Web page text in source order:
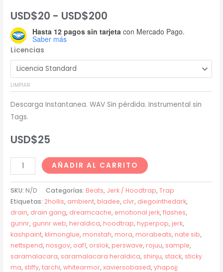
USD$20 - USD$200
de
USD$20
hasta
Hasta 12 pagos sin tarjeta con Mercado Pago.
Saber más
Licencias
LIMPIAR
Descarga Instantanea. WAV Sin pérdida. Instrumental sin
Tags.
USD$25
Gunnr
+
2hollis
+
Nate
Sib
Type
Beat
AÑADIR AL CARRITO
SKU: N/D Categorías: Beats, Jerk / Hoodtrap,Trap
Etiquetas: 2hollis, ambient, bladee, clvr, diegointhedark,
drain, drain gang, dreamcache, emotional jerk,flashes,
gunnr, gunnr web, heraldica, hoodtrap, hyperpop, jerk,
kashpaint, klimonglue, monstah, mora, morabeats, nate sib,
nettspend, nosgov, oaf1, orslok, perswave, rojuu, sample,
saramalacara, saramalacara heraldica, shinju, stack, sticky
ma, stiffy,tarchi,whitearmor,xaviersobased,yhapojj